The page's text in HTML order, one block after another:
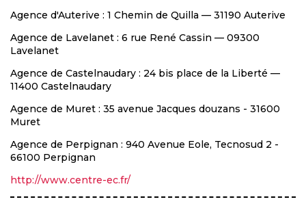
Agence d'Auterive : 1 Chemin de Quilla — 31190 Auterive
Agence de Lavelanet : 6 rue René Cassin — 09300
Lavelanet
Agence de Castelnaudary : 24 bis place de la Liberté —
11400 Castelnaudary
Agence de Muret : 35 avenue Jacques douzans - 31600
Muret
Agence de Perpignan : 940 Avenue Eole, Tecnosud 2 -
66100 Perpignan
http://www.centre-ec.fr/